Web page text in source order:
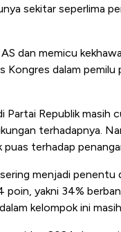
sekitar seperlima
dan memicu
Kongres dalam
Partai Republik masih
terhadapnya.
terhadap
menjadi penentu
poin, yakni 34%
kelompok ini